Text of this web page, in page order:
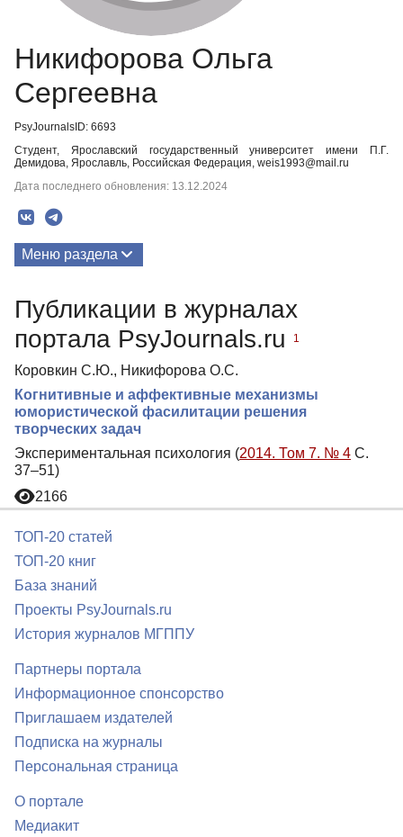
Никифорова Ольга
Сергеевна
PsyJournalsID: 6693
Студент, Ярославский государственный университет имени П.Г.
Демидова, Ярославль, Российская Федерация, weis1993@mail.ru
Дата последнего обновления: 13.12.2024
Меню раздела
Публикации в журналах
портала PsyJournals.ru
1
Коровкин С.Ю., Никифорова О.С.
Когнитивные и аффективные механизмы
юмористической фасилитации решения
творческих задач
Экспериментальная психология (2014. Том 7. № 4 С.
37–51)
2166
ТОП-20 статей
ТОП-20 книг
База знаний
Проекты PsyJournals.ru
История журналов МГППУ
Партнеры портала
Информационное спонсорство
Приглашаем издателей
Подписка на журналы
Персональная страница
О портале
Медиакит